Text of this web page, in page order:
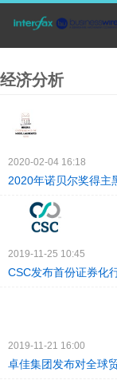
经济分析
2020-02-04 16:18
2020年诺贝尔奖得主
2019-11-25 10:45
CSC发布首份证券化
2019-11-21 16:00
卓佳集团发布对全球